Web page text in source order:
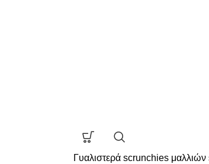
Γυαλιστερά scrunchies